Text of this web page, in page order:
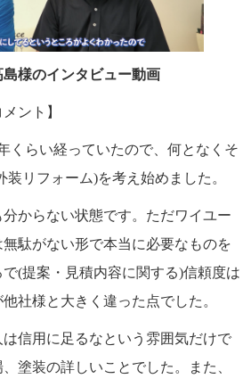
様のインタビュー動画
ント】
くらい経っていたので、何となくそ
リフォーム)を考え始めました。
からない状態です。ただワイユー
駄がない形で本当に必要なものを
(提案・見積内容に関する)信頼度は
社様と大きく違った点でした。
信用に足るなという雰囲気だけで
塗装の詳しいことでした。また、